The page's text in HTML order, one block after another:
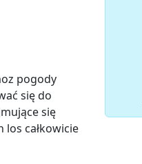
pogody
się do
się
całkowicie